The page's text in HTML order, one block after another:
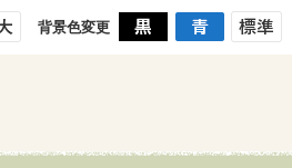
背景色変更